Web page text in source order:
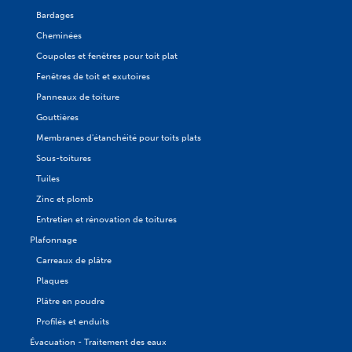
Bardages
Cheminées
Coupoles et fenêtres pour toit plat
Fenêtres de toit et exutoires
Panneaux de toiture
Gouttières
Membranes d'étanchéité pour toits plats
Sous-toitures
Tuiles
Zinc et plomb
Entretien et rénovation de toitures
Plafonnage
Carreaux de plâtre
Plaques
Plâtre en poudre
Profilés et enduits
Évacuation - Traitement des eaux